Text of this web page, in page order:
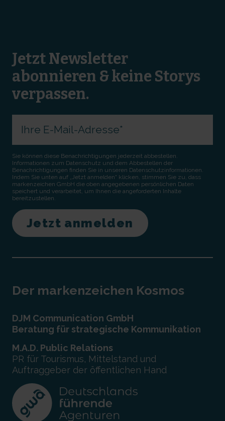
Jetzt Newsletter
abonnieren & keine Storys
verpassen.
Sie können diese Benachrichtigungen jederzeit abbestellen.
Informationen zum Datenschutz und dem Abbestellen der
Benachrichtigungen finden Sie in unseren Datenschutzinformationen.
Indem Sie unten auf „Jetzt anmelden“ klicken, stimmen Sie zu, dass
markenzeichen GmbH die oben angegebenen persönlichen Daten
speichert und verarbeitet, um Ihnen die angeforderten Inhalte
bereitzustellen.
Der markenzeichen Kosmos
DJM Communication GmbH
Beratung für strategische Kommunikation
M.A.D. Public Relations
PR für Tourismus, Mittelstand und
Auftraggeber der öffentlichen Hand